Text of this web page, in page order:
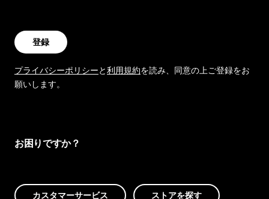
登録
プライバシーポリシーと利用規約を読み、同意の上ご登録をお
願いします。
お困りですか？
カスタマーサービス ストアを探す